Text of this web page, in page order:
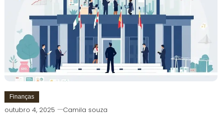
Finanças
outubro 4, 2025 Camila souza